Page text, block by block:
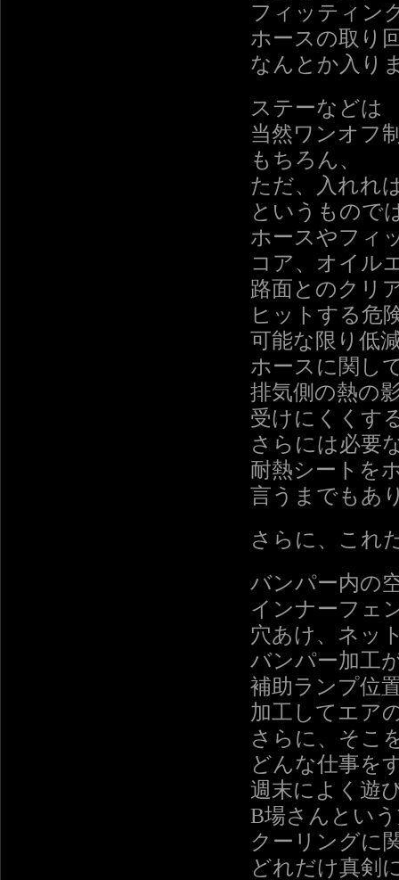
フィッティン
ホースの取り
なんとか入り
ステーなどは
当然ワンオフ
もちろん、
ただ、入れれ
というもので
ホースやフィ
コア、オイル
路面とのクリ
ヒットする危
可能な限り低
ホースに関し
排気側の熱の
受けにくくす
さらには必要
耐熱シートを
言うまでもあ
さらに、これ
バンパー内の
インナーフェ
穴あけ、ネッ
バンパー加工
補助ランプ位
加工してエア
さらに、そこ
どんな仕事を
週末によく遊
B場さんとい
クーリングに
どれだけ真剣